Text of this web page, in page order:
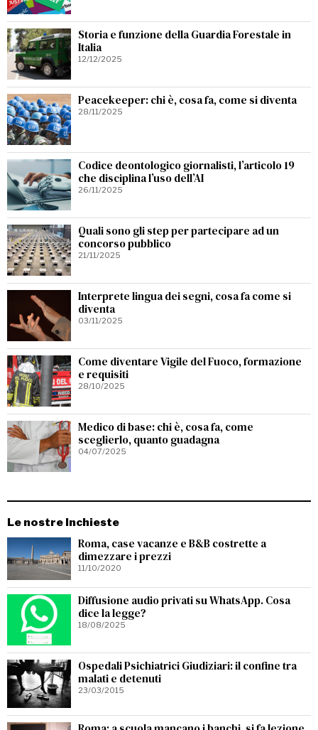
Storia e funzione della Guardia Forestale in
Italia
12/12/2025
Peacekeeper: chi è, cosa fa, come si diventa
28/11/2025
Codice deontologico giornalisti, l’articolo 19
che disciplina l’uso dell’AI
26/11/2025
Quali sono gli step per partecipare ad un
concorso pubblico
21/11/2025
Interprete lingua dei segni, cosa fa come si
diventa
03/11/2025
Come diventare Vigile del Fuoco, formazione
e requisiti
28/10/2025
Medico di base: chi è, cosa fa, come
sceglierlo, quanto guadagna
04/07/2025
Le nostre Inchieste
Roma, case vacanze e B&B costrette a
dimezzare i prezzi
11/10/2020
Diffusione audio privati su WhatsApp. Cosa
dice la legge?
18/08/2025
Ospedali Psichiatrici Giudiziari: il confine tra
malati e detenuti
23/03/2015